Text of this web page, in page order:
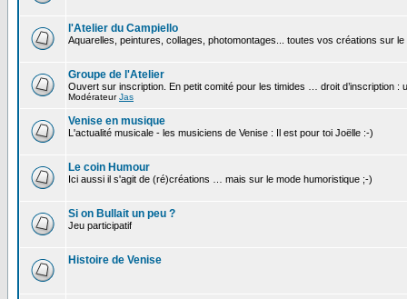
l'Atelier du Campiello
Aquarelles, peintures, collages, photomontages... toutes vos créations sur le
Groupe de l'Atelier
Ouvert sur inscription. En petit comité pour les timides … droit d’inscription :
ModérateurJas
Venise en musique
L'actualité musicale - les musiciens de Venise : Il est pour toi Joëlle :-)
Le coin Humour
Ici aussi il s'agit de (ré)créations … mais sur le mode humoristique ;-)
Si on Bullait un peu ?
Jeu participatif
Histoire de Venise